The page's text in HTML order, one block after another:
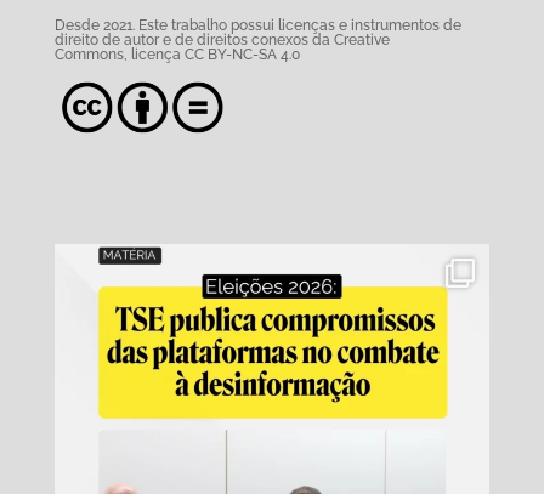
Desde 2021. Este trabalho possui licenças e instrumentos de
direito de autor e de direitos conexos da Creative
Commons, licença CC BY-NC-SA 4.0